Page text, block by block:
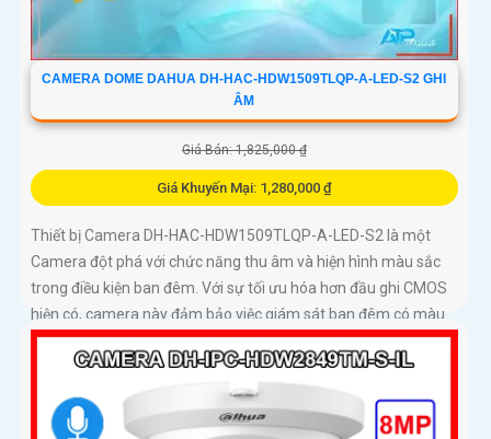
CAMERA DOME DAHUA DH-HAC-HDW1509TLQP-A-LED-S2 GHI
ÂM
Giá Bán: 1,825,000 ₫
Giá Khuyến Mại: 1,280,000 ₫
Thiết bị Camera DH-HAC-HDW1509TLQP-A-LED-S2 là một
Camera đột phá với chức năng thu âm và hiện hình màu sắc
trong điều kiện ban đêm. Với sự tối ưu hóa hơn đầu ghi CMOS
hiện có, camera này đảm bảo việc giám sát ban đêm có màu
sắc trung thực hơn